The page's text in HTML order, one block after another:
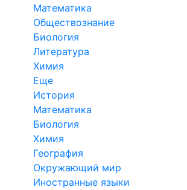
Математика
Обществознание
Биология
Литература
Химия
Еще
История
Математика
Биология
Химия
География
Окружающий мир
Иностранные языки